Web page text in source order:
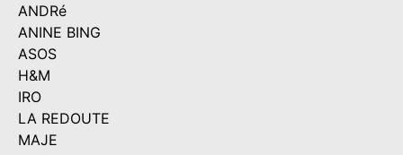
ANDRé
ANINE BING
ASOS
H&M
IRO
LA REDOUTE
MAJE